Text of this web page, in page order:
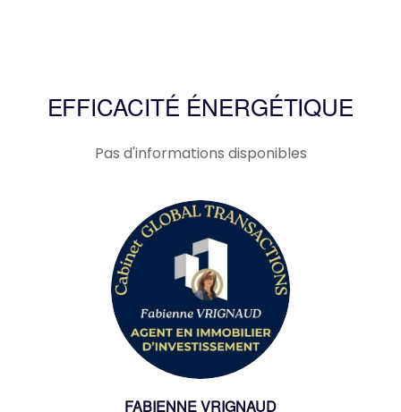
EFFICACITÉ ÉNERGÉTIQUE
Pas d'informations disponibles
FABIENNE VRIGNAUD